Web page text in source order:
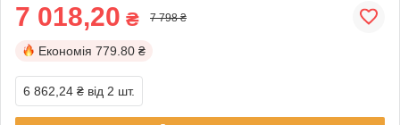
7 018,20 ₴ 7 798 ₴
Економія 779.80 ₴
6 862,24 ₴ від 2 шт.